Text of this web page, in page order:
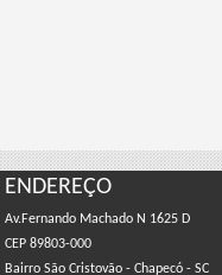
ENDEREÇO
Av.Fernando Machado N 1625 D
CEP 89803-000
Bairro São Cristovão - Chapecó - SC